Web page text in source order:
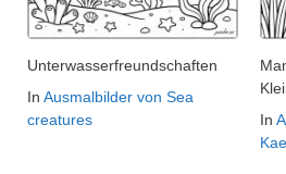
Unterwasserfreundschaften
In Ausmalbilder von Sea
creatures
In